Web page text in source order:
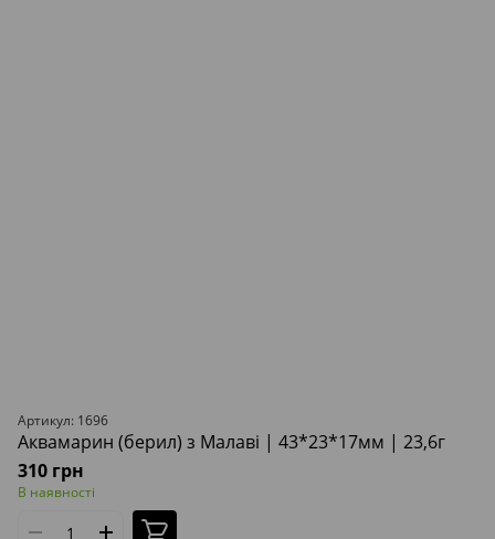
Артикул: 1696
Аквамарин (берил) з Малаві | 43*23*17мм | 23,6г
310 грн
В наявності